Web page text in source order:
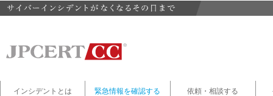
インシデントとは 緊急情報を確認する 依頼・相談する